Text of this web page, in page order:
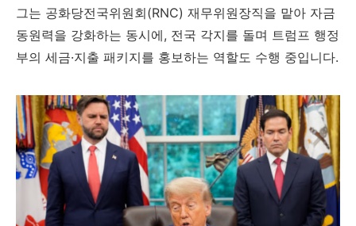
그는 공화당전국위원회(RNC) 재무위원장직을 맡아 자금
동원력을 강화하는 동시에, 전국 각지를 돌며 트럼프 행정
부의 세금·지출 패키지를 홍보하는 역할도 수행 중입니다.